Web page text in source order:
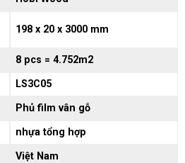
198 x 20 x 3000 mm
8 pcs = 4.752m2
LS3C05
Phủ film vân gỗ
nhựa tổng hợp
Việt Nam